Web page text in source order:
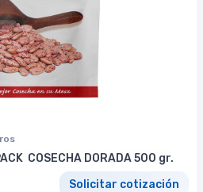
COSECHA DORADA 500 gr.
Solicitar cotización